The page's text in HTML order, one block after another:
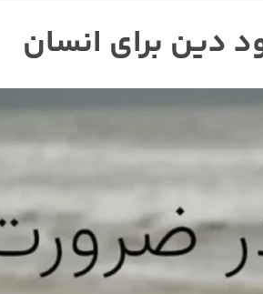
دین برای انسان